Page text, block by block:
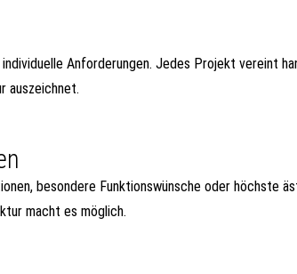
Anforderungen. Jedes Projekt vereint
auszeichnet.
besondere Funktionswünsche oder höchste
macht es möglich.